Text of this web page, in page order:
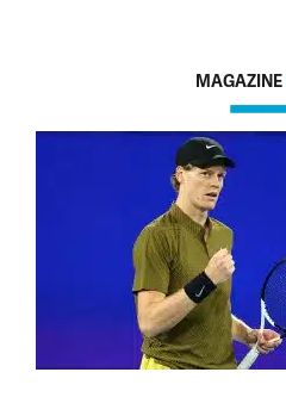
MAGAZINE